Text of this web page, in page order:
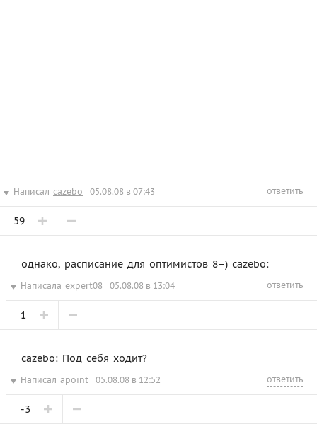
Написал cazebo 05.08.08 в 07:43 ответить
59
однако, расписание для оптимистов 8–) cazebo:
Написала expert08 05.08.08 в 13:04 ответить
1
cazebo: Под себя ходит?
Написал apoint 05.08.08 в 12:52 ответить
-3